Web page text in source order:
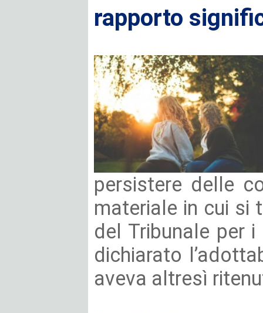
rapporto
persistere delle
materiale in cui si
del Tribunale per
dichiarato
aveva altresì